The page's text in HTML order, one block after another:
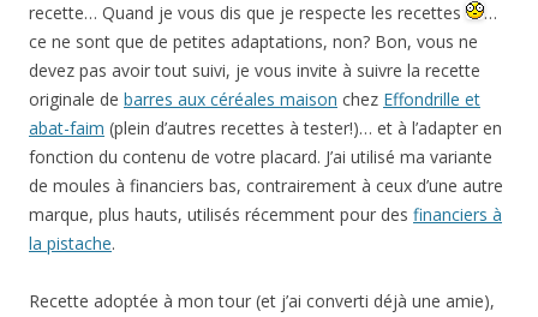
recette… Quand je vous dis que je respecte les recettes
…
ce ne sont que de petites adaptations, non? Bon, vous ne
devez pas avoir tout suivi, je vous invite à suivre la recette
originale de barres aux céréales maison chez Effondrille et
abat-faim (plein d’autres recettes à tester!)… et à l’adapter en
fonction du contenu de votre placard. J’ai utilisé ma variante
de moules à financiers bas, contrairement à ceux d’une autre
marque, plus hauts, utilisés récemment pour des financiers à
la pistache.
Recette adoptée à mon tour (et j’ai converti déjà une amie),